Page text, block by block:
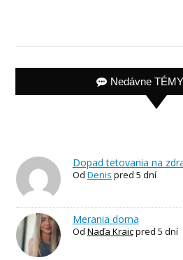
Nedávne
Dopad tetovania na
Od Denis pred 5 dní
Merania doma
Od Naďa Kraicpred 5 dní